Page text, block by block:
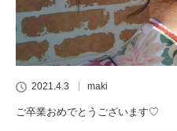
2021.4.3 maki
ご卒業おめでとうございます♡